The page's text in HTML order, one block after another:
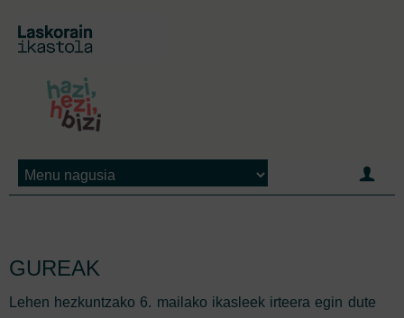
GUREAK
Lehen hezkuntzako 6. mailako ikasleek irteera egin dute